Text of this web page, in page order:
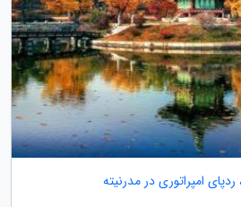
امپراتوری در مدرنیته